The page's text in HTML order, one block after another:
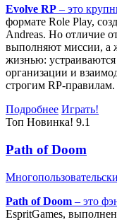
Evolve RP – это
формате Role Play,
Andreas. Но отличие
выполняют миссии, а
жизнью: устраиваются
организации и
строгим RP-правилам.
Подробнее Играть!
Топ Новинка! 9.1
Path of Doom
Path of Doom – это
EspritGames,